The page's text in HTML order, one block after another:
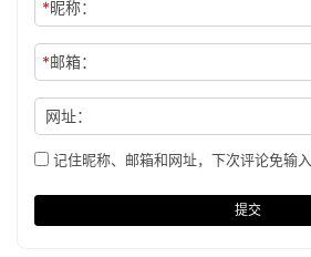
*昵称：
*邮箱：
网址：
记住昵称、邮箱和网址，下次评论免输入
提交